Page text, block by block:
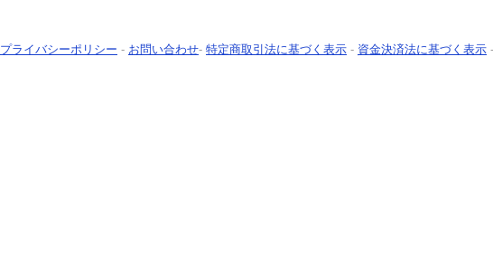
プライバシーポリシー - お問い合わせ- 特定商取引法に基づく表示 - 資金決済法に基づく表示 -